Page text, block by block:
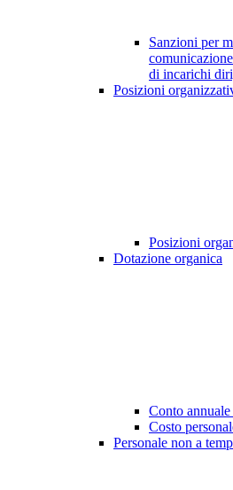
Sanzioni per
di incarichi
Posizioni
Posizioni
Dotazione organica
Conto
Costo
Personale non a